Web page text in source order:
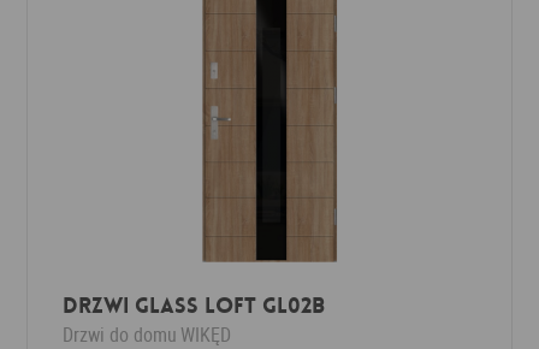
Drzwi Glass Loft GL02b
Drzwi do domu WIKĘD